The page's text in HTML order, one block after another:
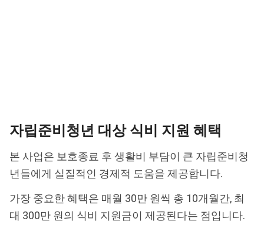
자립준비청년 대상 식비 지원 혜택
본 사업은 보호종료 후 생활비 부담이 큰 자립준비청
년들에게 실질적인 경제적 도움을 제공합니다.
가장 중요한 혜택은 매월 30만 원씩 총 10개월간, 최
대 300만 원의 식비 지원금이 제공된다는 점입니다.